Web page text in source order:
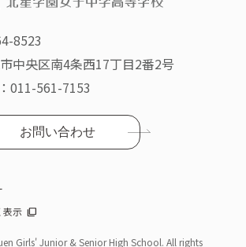
8523
中央区南4条西17丁目2番2号
011-561-7153
お問い合わせ
表示
Girls' Junior & Senior High School. All rights